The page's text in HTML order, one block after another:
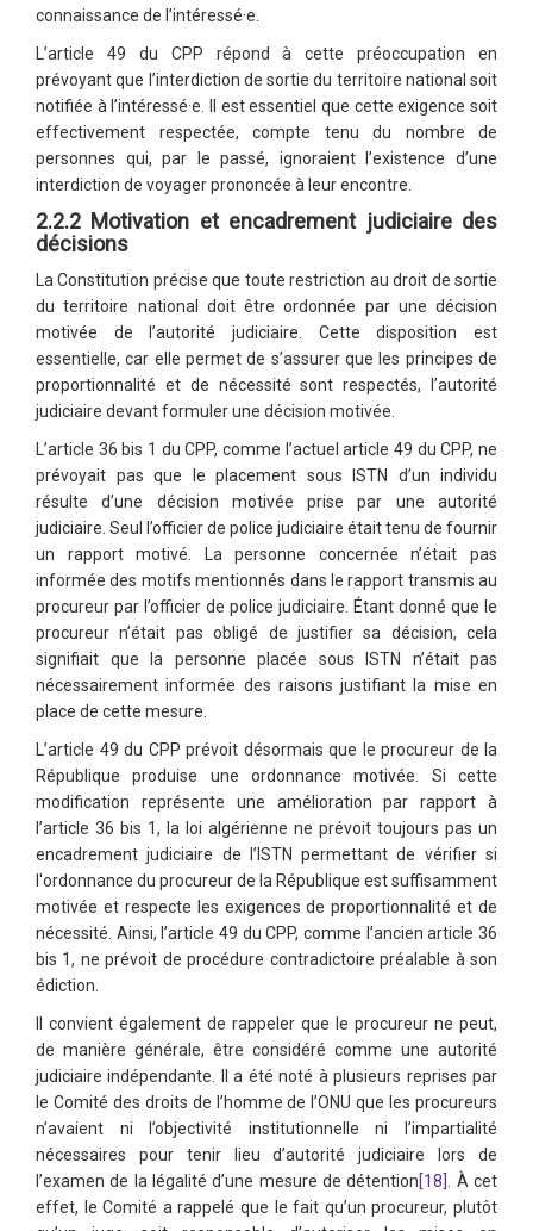
connaissance de l’intéressé·e.
L’article 49 du CPP répond à cette préoccupation en
prévoyant que l’interdiction de sortie du territoire national soit
notifiée à l’intéressé·e. Il est essentiel que cette exigence soit
effectivement respectée, compte tenu du nombre de
personnes qui, par le passé, ignoraient l’existence d’une
interdiction de voyager prononcée à leur encontre.
2.2.2 Motivation et encadrement judiciaire des
décisions
La Constitution précise que toute restriction au droit de sortie
du territoire national doit être ordonnée par une décision
motivée de l’autorité judiciaire. Cette disposition est
essentielle, car elle permet de s’assurer que les principes de
proportionnalité et de nécessité sont respectés, l’autorité
judiciaire devant formuler une décision motivée.
L’article 36 bis 1 du CPP, comme l’actuel article 49 du CPP, ne
prévoyait pas que le placement sous ISTN d’un individu
résulte d’une décision motivée prise par une autorité
judiciaire. Seul l’officier de police judiciaire était tenu de fournir
un rapport motivé. La personne concernée n’était pas
informée des motifs mentionnés dans le rapport transmis au
procureur par l’officier de police judiciaire. Étant donné que le
procureur n’était pas obligé de justifier sa décision, cela
signifiait que la personne placée sous ISTN n’était pas
nécessairement informée des raisons justifiant la mise en
place de cette mesure.
L’article 49 du CPP prévoit désormais que le procureur de la
République produise une ordonnance motivée. Si cette
modification représente une amélioration par rapport à
l’article 36 bis 1, la loi algérienne ne prévoit toujours pas un
encadrement judiciaire de l’ISTN permettant de vérifier si
l'ordonnance du procureur de la République est suffisamment
motivée et respecte les exigences de proportionnalité et de
nécessité. Ainsi, l’article 49 du CPP, comme l’ancien article 36
bis 1, ne prévoit de procédure contradictoire préalable à son
édiction.
Il convient également de rappeler que le procureur ne peut,
de manière générale, être considéré comme une autorité
judiciaire indépendante. Il a été noté à plusieurs reprises par
le Comité des droits de l’homme de l’ONU que les procureurs
n’avaient ni l’objectivité institutionnelle ni l’impartialité
nécessaires pour tenir lieu d’autorité judiciaire lors de
l’examen de la légalité d’une mesure de détention[18]
. À cet
effet, le Comité a rappelé que le fait qu’un procureur, plutôt